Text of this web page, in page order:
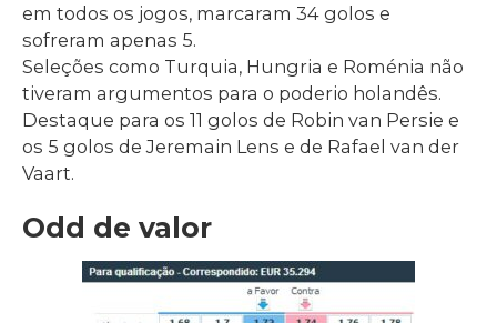
em todos os jogos, marcaram 34 golos e
sofreram apenas 5.
Seleções como Turquia, Hungria e Roménia não
tiveram argumentos para o poderio holandês.
Destaque para os 11 golos de Robin van Persie e
os 5 golos de Jeremain Lens e de Rafael van der
Vaart.
Odd de valor